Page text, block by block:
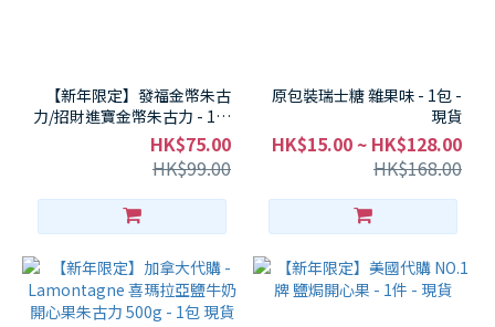
【新年限定】發福金幣朱古
力/招財進寶金幣朱古力 - 1包
現貨
HK$75.00
HK$99.00
原包裝瑞士糖 雜果味 - 1包 -
現貨
HK$15.00 ~ HK$128.00
HK$168.00